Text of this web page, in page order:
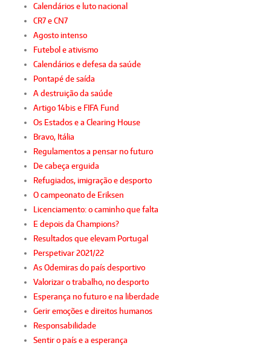
Calendários e luto nacional
CR7 e CN7
Agosto intenso
Futebol e ativismo
Calendários e defesa da saúde
Pontapé de saída
A destruição da saúde
Artigo 14bis e FIFA Fund
Os Estados e a Clearing House
Bravo, Itália
Regulamentos a pensar no futuro
De cabeça erguida
Refugiados, imigração e desporto
O campeonato de Eriksen
Licenciamento: o caminho que falta
E depois da Champions?
Resultados que elevam Portugal
Perspetivar 2021/22
As Odemiras do país desportivo
Valorizar o trabalho, no desporto
Esperança no futuro e na liberdade
Gerir emoções e direitos humanos
Responsabilidade
Sentir o país e a esperança